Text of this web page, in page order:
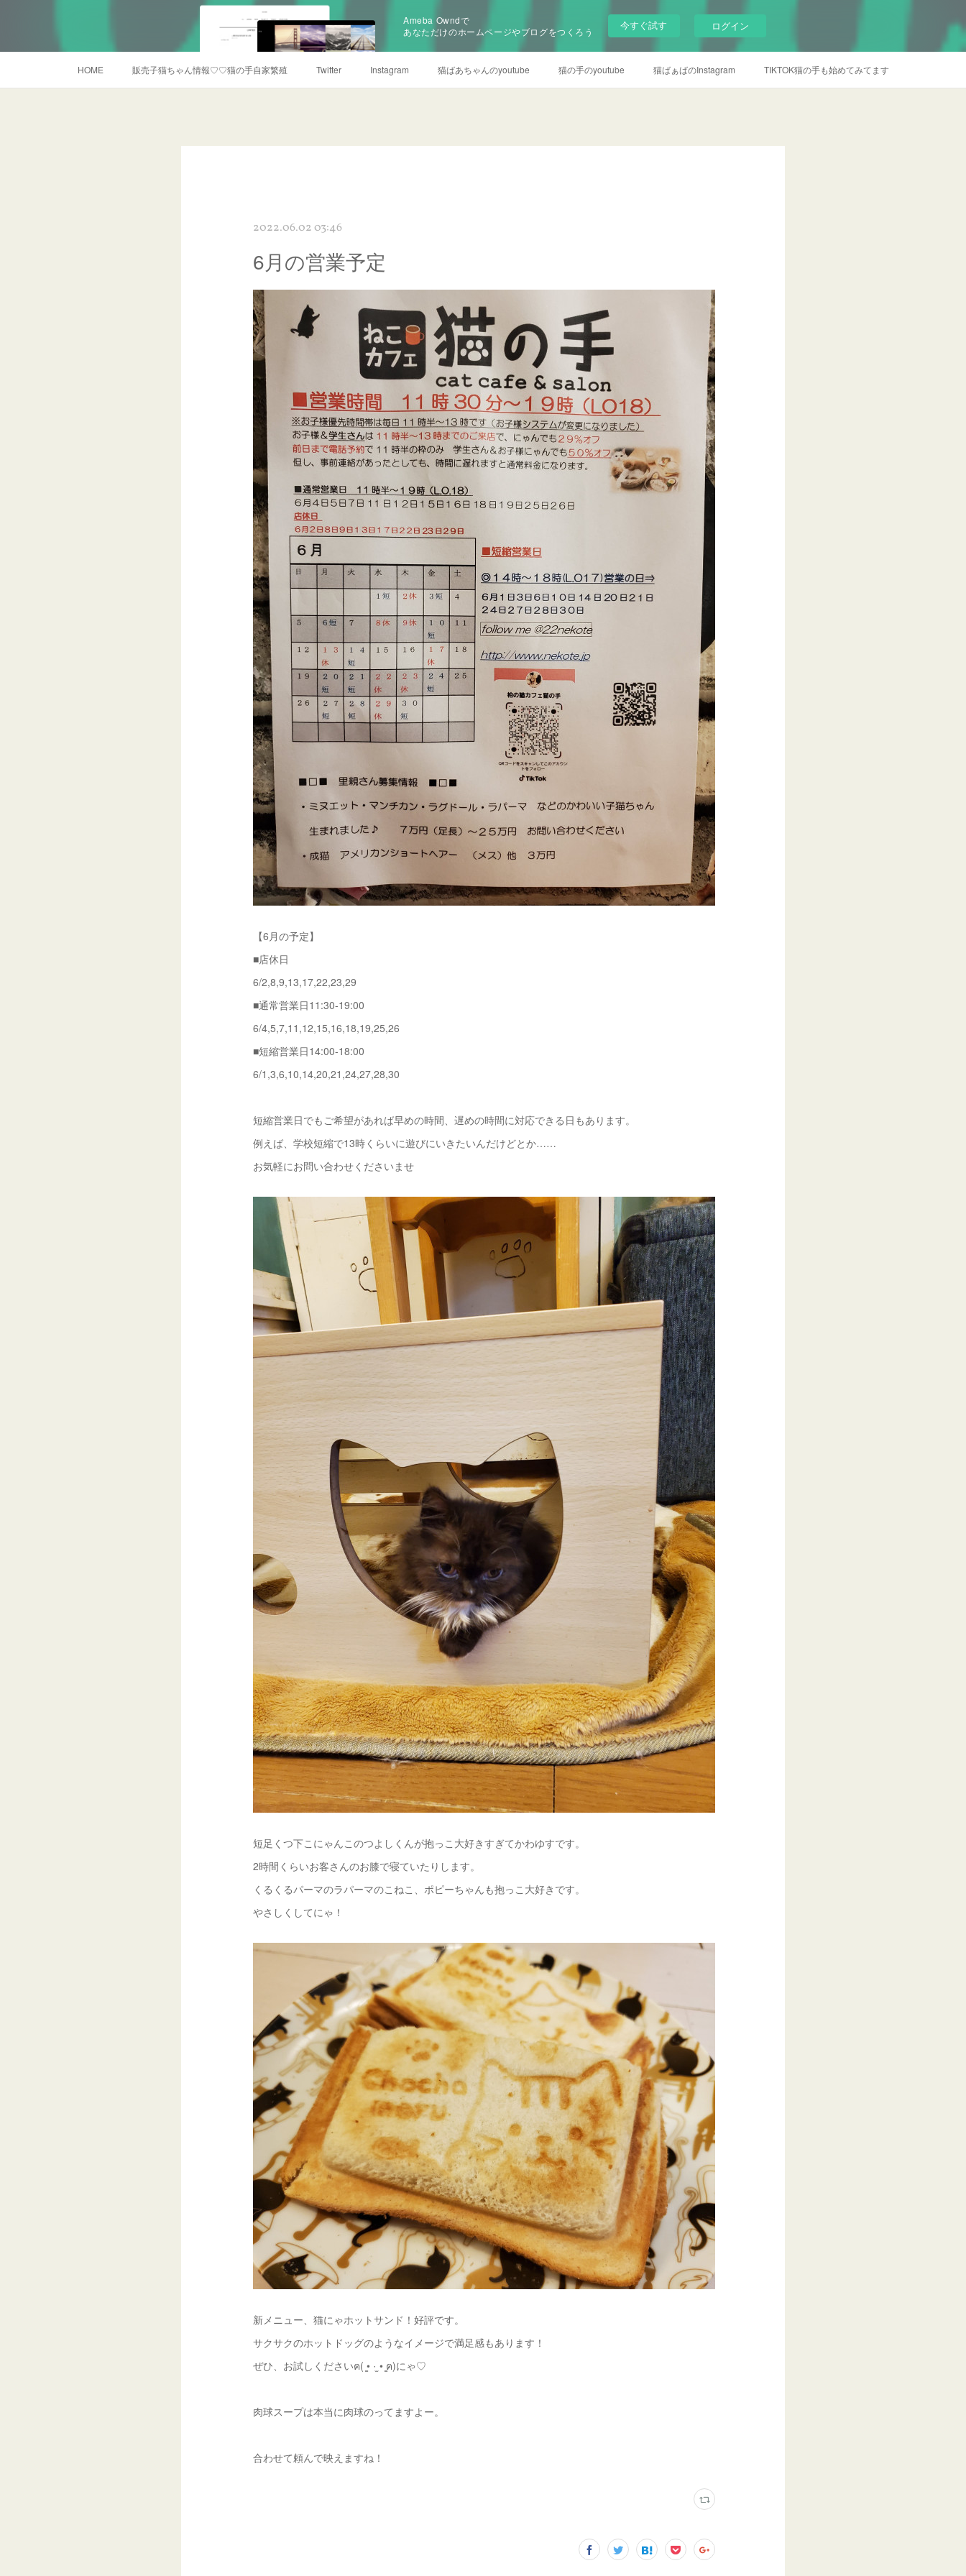
Ameba Owndで
あなただけのホームページやブログをつくろう
今すぐ試す ログイン
HOME 販売子猫ちゃん情報♡♡猫の手自家繁殖 Twitter Instagram 猫ばあちゃんのyoutube 猫の手のyoutube 猫ばぁばのInstagram TIKTOK猫の手も始めてみてます
2022.06.02 03:46
6月の営業予定
【6月の予定】
■店休日
6/2,8,9,13,17,22,23,29
■通常営業日11:30-19:00
6/4,5,7,11,12,15,16,18,19,25,26
■短縮営業日14:00-18:00
6/1,3,6,10,14,20,21,24,27,28,30
短縮営業日でもご希望があれば早めの時間、遅めの時間に対応できる日もあります。
例えば、学校短縮で13時くらいに遊びにいきたいんだけどとか……
お気軽にお問い合わせくださいませ
短足くつ下こにゃんこのつよしくんが抱っこ大好きすぎてかわゆすです。
2時間くらいお客さんのお膝で寝ていたりします。
くるくるパーマのラパーマのこねこ、ポピーちゃんも抱っこ大好きです。
やさしくしてにゃ！
新メニュー、猫にゃホットサンド！好評です。
サクサクのホットドッグのようなイメージで満足感もあります！
ぜひ、お試しくださいฅ( ̳• ·̫ • ̳ฅ)にゃ♡
肉球スープは本当に肉球のってますよー。
合わせて頼んで映えますね！